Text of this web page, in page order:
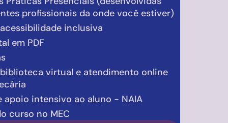
profissionais da onde você estiver)
inclusiva
em PDF
virtual e atendimento online
apoio intensivo ao aluno - NAIA
curso no MEC